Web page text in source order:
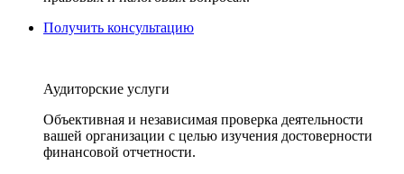
Получить консультацию
Аудиторские услуги
Объективная и независимая проверка деятельности
вашей организации с целью изучения достоверности
финансовой отчетности.